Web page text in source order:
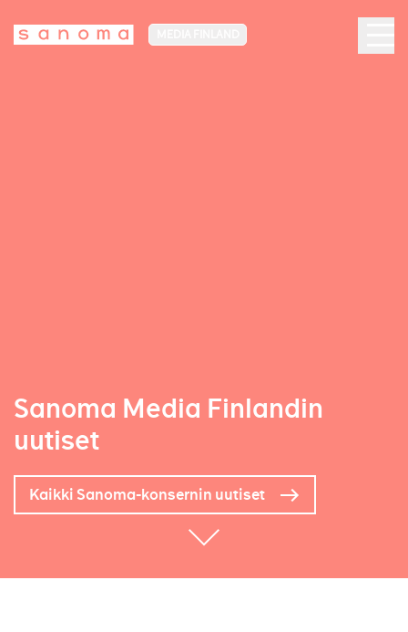
Sanoma Media Finlandin
uutiset
Kaikki Sanoma-konsernin uutiset